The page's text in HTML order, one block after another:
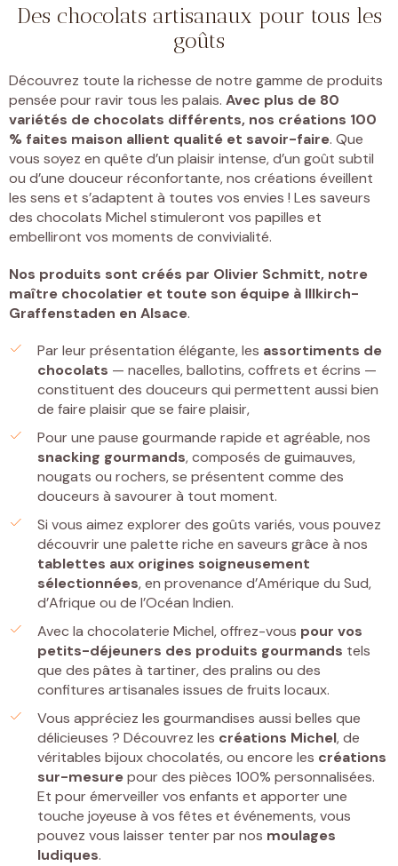
Des chocolats artisanaux pour tous les
goûts
Découvrez toute la richesse de notre gamme de produits
pensée pour ravir tous les palais. Avec plus de 80
variétés de chocolats différents, nos créations 100
% faites maison allient qualité et savoir-faire. Que
vous soyez en quête d’un plaisir intense, d’un goût subtil
ou d’une douceur réconfortante, nos créations éveillent
les sens et s’adaptent à toutes vos envies ! Les saveurs
des chocolats Michel stimuleront vos papilles et
embelliront vos moments de convivialité.
Nos produits sont créés par Olivier Schmitt, notre
maître chocolatier et toute son équipe à Illkirch-
Graffenstaden en Alsace.
Par leur présentation élégante, les assortiments de
chocolats — nacelles, ballotins, coffrets et écrins —
constituent des douceurs qui permettent aussi bien
de faire plaisir que se faire plaisir,
Pour une pause gourmande rapide et agréable, nos
snacking gourmands, composés de guimauves,
nougats ou rochers, se présentent comme des
douceurs à savourer à tout moment.
Si vous aimez explorer des goûts variés, vous pouvez
découvrir une palette riche en saveurs grâce à nos
tablettes aux origines soigneusement
sélectionnées, en provenance d’Amérique du Sud,
d’Afrique ou de l’Océan Indien.
Avec la chocolaterie Michel, offrez-vous pour vos
petits-déjeuners des produits gourmands tels
que des pâtes à tartiner, des pralins ou des
confitures artisanales issues de fruits locaux.
Vous appréciez les gourmandises aussi belles que
délicieuses ? Découvrez les créations Michel, de
véritables bijoux chocolatés, ou encore les créations
sur-mesurepour des pièces 100% personnalisées.
Et pour émerveiller vos enfants et apporter une
touche joyeuse à vos fêtes et événements, vous
pouvez vous laisser tenter par nos moulages
ludiques.